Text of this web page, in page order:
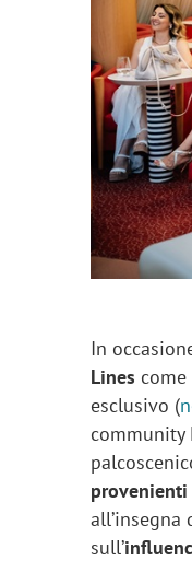
In
Lines
esclusivo (
sull’
«Con Total